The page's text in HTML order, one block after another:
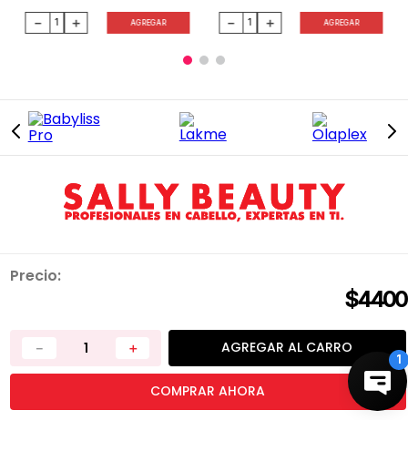
Precio:
$4400
＋
－ AGREGAR AL CARRO
COMPRAR AHORA
＋
－ AGREGAR ＋
－ AGREGAR
QUIÉNES SOMOS
TÉRMINOS Y CONDICIONES
DEVOLUCIONES
TIENDAS